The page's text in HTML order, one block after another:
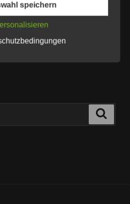
Vereinbarung, sprechen Sie uns
speichern